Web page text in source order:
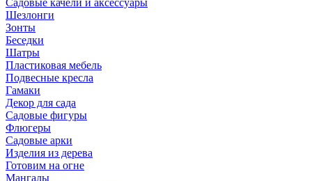
Садовые качели и аксессуары
Шезлонги
Зонты
Беседки
Шатры
Пластиковая мебель
Подвесные кресла
Гамаки
Декор для сада
Садовые фигуры
Флюгеры
Садовые арки
Изделия из дерева
Готовим на огне
Мангалы